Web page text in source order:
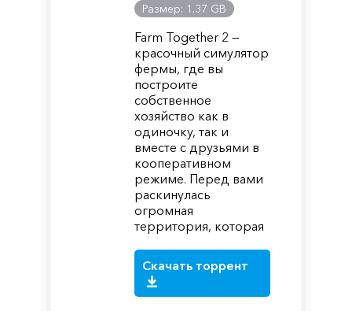
Размер: 1.37 GB
Farm Together 2 —
красочный симулятор
фермы, где вы
построите
собственное
хозяйство как в
одиночку, так и
вместе с друзьями в
кооперативном
режиме. Перед вами
раскинулась
огромная
территория, которая
Скачать торрент